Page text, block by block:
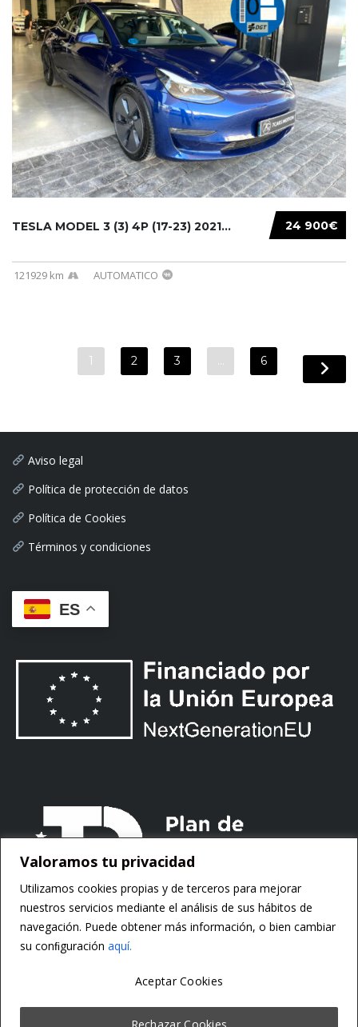
Valoramos tu privacidad
Utilizamos cookies propias y de terceros para mejorar
nuestros servicios mediante el análisis de sus hábitos de
navegación. Puede obtener más información, o bien cambiar
su conﬁguración aquí.
Rechazar Cookies
Aceptar Cookies
24 900€
TESLA MODEL 3 (3) 4P (17-23) 2021...
121929 km AUTOMATICO
1 2 3 … 6
Aviso legal
Política de protección de datos
Política de Cookies
Términos y condiciones
ES